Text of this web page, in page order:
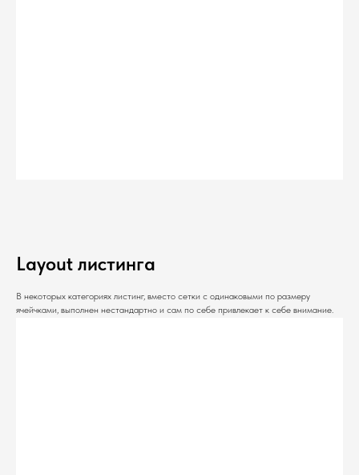
Layout листинга
В некоторых категориях листинг, вместо сетки с одинаковыми по размеру
ячейчками, выполнен нестандартно и сам по себе привлекает к себе внимание.